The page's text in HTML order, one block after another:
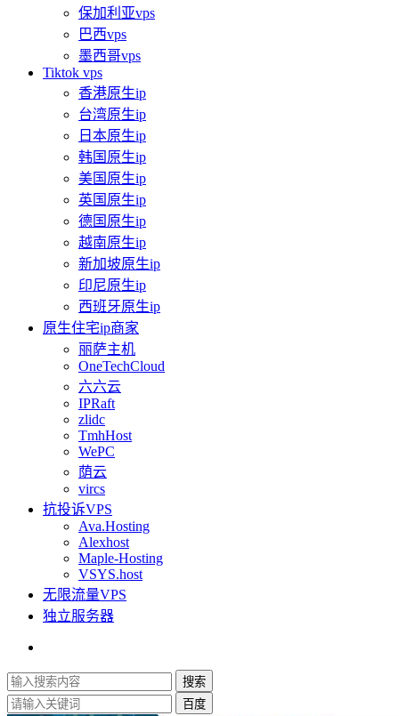
保加利亚vps
巴西vps
墨西哥vps
Tiktok vps
香港原生ip
台湾原生ip
日本原生ip
韩国原生ip
美国原生ip
英国原生ip
德国原生ip
越南原生ip
新加坡原生ip
印尼原生ip
西班牙原生ip
原生住宅ip商家
丽萨主机
OneTechCloud
六六云
IPRaft
zlidc
TmhHost
WePC
荫云
vircs
抗投诉VPS
Ava.Hosting
Alexhost
Maple-Hosting
VSYS.host
无限流量VPS
独立服务器